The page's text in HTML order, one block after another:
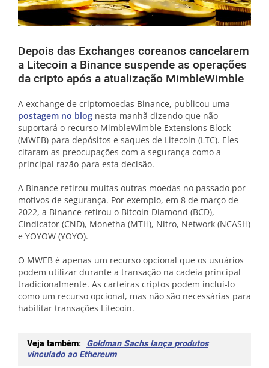
Depois das Exchanges coreanos cancelarem
a Litecoin a Binance suspende as operações
da cripto após a atualização MimbleWimble
A exchange de criptomoedas Binance, publicou uma
postagem no blog nesta manhã dizendo que não
suportará o recurso MimbleWimble Extensions Block
(MWEB) para depósitos e saques de Litecoin (LTC). Eles
citaram as preocupações com a segurança como a
principal razão para esta decisão.
A Binance retirou muitas outras moedas no passado por
motivos de segurança. Por exemplo, em 8 de março de
2022, a Binance retirou o Bitcoin Diamond (BCD),
Cindicator (CND), Monetha (MTH), Nitro, Network (NCASH)
e YOYOW (YOYO).
O MWEB é apenas um recurso opcional que os usuários
podem utilizar durante a transação na cadeia principal
tradicionalmente. As carteiras criptos podem incluí-lo
como um recurso opcional, mas não são necessárias para
habilitar transações Litecoin.
Veja também: Goldman Sachs lança produtos
vinculado ao Ethereum